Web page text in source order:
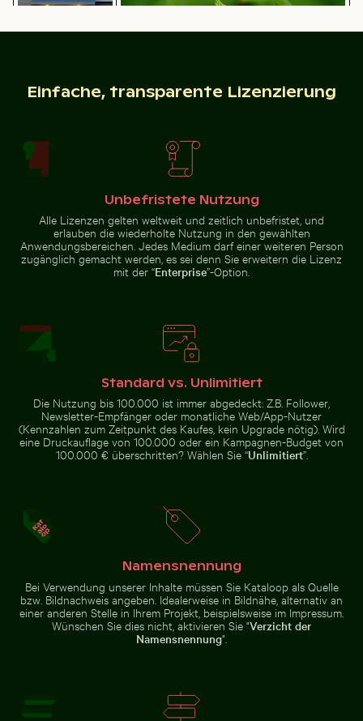
Pfützenspiegelung
Nahaufnahme von frischen grünen Blättern mit
Silhouette einer Person mit Blick
auf Küstenstadt bei Nacht
Lila Phacelia Blüten im
natürlichen Wiesenambiente
Majestätischer Pfau mit prächtigem Gefieder
Majestätischer Pfau mit
prächtigem Gefieder
Verschwommene
Verschwommene Bewegung
eines gelben Zuges am Bahnhof
Museumsinsel, Berlin
Junge Pflanze wächst in rissigem Boden
Junge Pflanze wächst in rissigem
Elegante Weinflasche mit
Gefrorener Ast mit kunstvollen Eisformationen
Herbstliche Birken
am Hahneberg in
Berlin im goldenen
Seeigel auf felsiger Küste mit Meeresgischt
Mann im Kings River an
Einfache, transparente Lizenzierung
Unbefristete Nutzung
Alle Lizenzen gelten weltweit und zeitlich unbefristet, und
erlauben die wiederholte Nutzung in den gewählten
Anwendungsbereichen. Jedes Medium darf einer weiteren Person
zugänglich gemacht werden, es sei denn Sie erweitern die Lizenz
mit der “Enterprise”-Option.
Standard vs. Unlimitiert
Die Nutzung bis 100.000 ist immer abgedeckt: Z.B. Follower,
Newsletter-Empfänger oder monatliche Web/App-Nutzer
(Kennzahlen zum Zeitpunkt des Kaufes, kein Upgrade nötig). Wird
eine Druckauflage von 100.000 oder ein Kampagnen-Budget von
100.000 € überschritten? Wählen Sie “Unlimitiert”.
Namensnennung
Bei Verwendung unserer Inhalte müssen Sie Kataloop als Quelle
bzw. Bildnachweis angeben. Idealerweise in Bildnähe, alternativ an
einer anderen Stelle in Ihrem Projekt, beispielsweise im Impressum.
Wünschen Sie dies nicht, aktivieren Sie "Verzicht der
Namensnennung".